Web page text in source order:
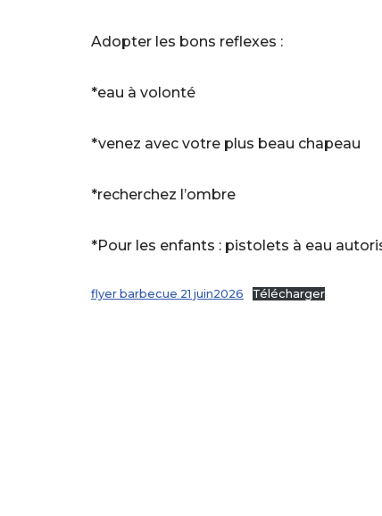
Adopter les bons reflexes :
*eau à volonté
*venez avec votre plus beau chapeau
*recherchez l’ombre
*Pour les enfants : pistolets à eau
flyer barbecue 21 juin2026 Télécharger